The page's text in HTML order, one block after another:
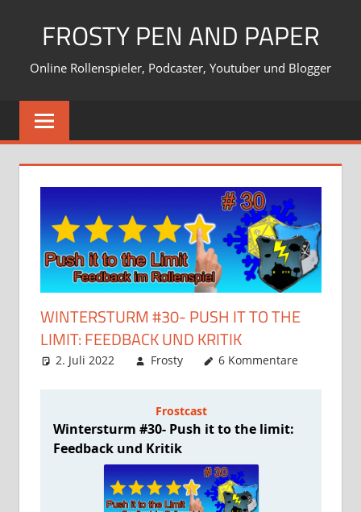
FROSTY PEN AND PAPER
Online Rollenspieler, Podcaster, Youtuber und Blogger
WINTERSTURM #30- PUSH IT TO THE
LIMIT: FEEDBACK UND KRITIK
2. Juli 2022 Frosty 6 Kommentare